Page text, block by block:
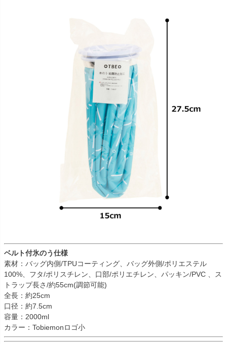
ベルト付氷のう仕様
素材：バッグ内側/TPUコーティング、バッグ外側/ポリエステル
100%、フタ/ポリスチレン、口部/ポリエチレン、パッキン/PVC 、ス
トラップ長さ/約55cm(調節可能)
全長：約25cm
口径：約7.5cm
容量：2000ml
カラー：Tobiemonロゴ小